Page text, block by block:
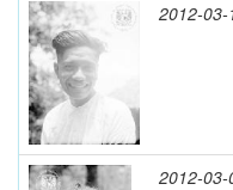
2012-03-
2012-03-